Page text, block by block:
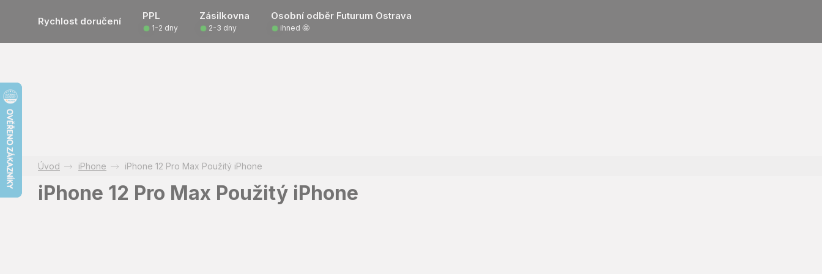
Rychlost doručení PPL Zásilkovna Osobní odběr Futurum Ostrava
1-2 dny 2-3 dny ihned 🤩
iPhone iPhone 12 Pro Max Použitý iPhone
iPhone 12 Pro Max Použitý iPhone